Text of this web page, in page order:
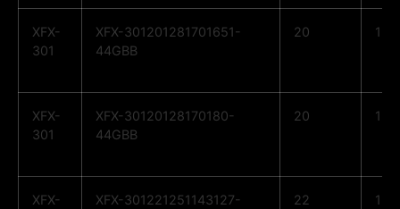
XFX-
301
XFX-301201281701651-
44GBB
20 12
XFX-
301
XFX-30120128170180-
44GBB
20 12
XFX-
XFX-301221251143127-
22 12